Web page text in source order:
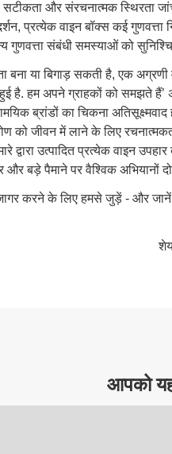
सटीकता और संरचनात्मक स्थिरता
प्रत्येक वाइन बॉक्स कई
गुणवत्ता संबंधी समस्याओं को
बना या बिगाड़ सकती है, एक
है. हम अपने ग्राहकों को समझते हैं’
ब्रांडों का चिकना
को जीवन में लाने के लिए
द्वारा उत्पादित प्रत्येक वाइन
और बड़े पैमाने पर वैश्विक अभियानों
करने के लिए हमसे जुड़ें - और जानें
आपको